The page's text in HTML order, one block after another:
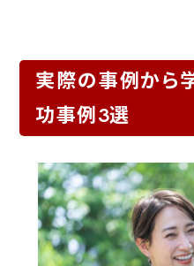
実際の事例から
功事例3選